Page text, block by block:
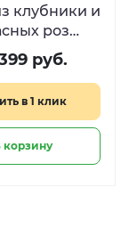
клубники и
роз
любви»
руб.
в 1 клик
корзину